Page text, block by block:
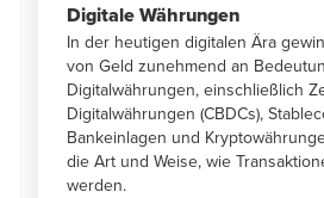
Digitale Währungen
In der heutigen digitalen Ära
von Geld zunehmend an
Digitalwährungen, einschließlich
Digitalwährungen (CBDCs),
Bankeinlagen und
die Art und Weise, wie
werden.